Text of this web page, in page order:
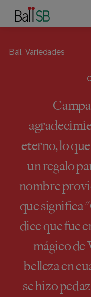
Ball. Variedades
eterno, lo
un regalo
nombre
que significa
dice que fue
mágico de
belleza en
se hizo